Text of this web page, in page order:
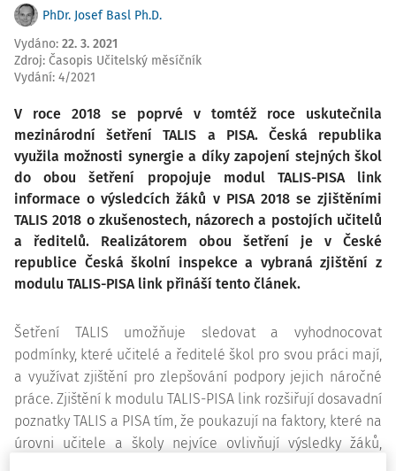
PhDr. Josef Basl Ph.D.
Vydáno: 22. 3. 2021
Zdroj: Časopis Učitelský měsíčník
Vydání: 4/2021
V roce 2018 se poprvé v tomtéž roce uskutečnila
mezinárodní šetření TALIS a PISA. Česká republika
využila možnosti synergie a díky zapojení stejných škol
do obou šetření propojuje modul TALIS-PISA link
informace o výsledcích žáků v PISA 2018 se zjištěními
TALIS 2018 o zkušenostech, názorech a postojích učitelů
a ředitelů. Realizátorem obou šetření je v České
republice Česká školní inspekce a vybraná zjištění z
modulu TALIS-PISA link přináší tento článek.
Šetření TALIS umožňuje sledovat a vyhodnocovat
podmínky, které učitelé a ředitelé škol pro svou práci mají,
a využívat zjištění pro zlepšování podpory jejich náročné
práce. Zjištění k modulu TALIS-PISA link rozšiřují dosavadní
poznatky TALIS a PISA tím, že poukazují na faktory, které na
úrovni učitele a školy nejvíce ovlivňují výsledky žáků,